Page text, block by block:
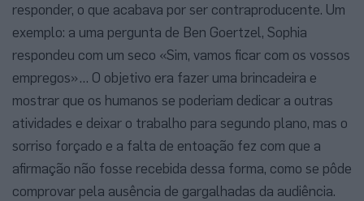
responder, o que acabava por ser contraproducente. Um
exemplo: a uma pergunta de Ben Goertzel, Sophia
respondeu com um seco «Sim, vamos ficar com os vossos
empregos»… O objetivo era fazer uma brincadeira e
mostrar que os humanos se poderiam dedicar a outras
atividades e deixar o trabalho para segundo plano, mas o
sorriso forçado e a falta de entoação fez com que a
afirmação não fosse recebida dessa forma, como se pôde
comprovar pela ausência de gargalhadas da audiência.